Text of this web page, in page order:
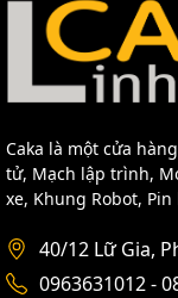
Caka là một cửa
tử, Mạch lập trình,
xe, Khung Robot,
40/12 Lữ Gia,
0963631012 -